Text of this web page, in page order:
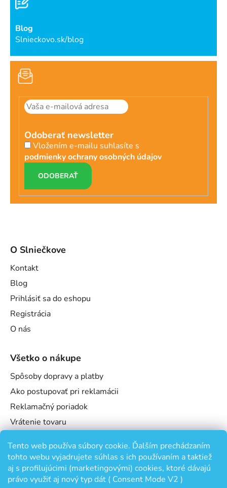
Tento web používa súbory cookie. Ďalším prechádzaním
tohto webu vyjadrujete súhlas s ich používaním a taktiež
aj s profilujúcimi (marketingovými) cookies, ktoré dávajú
právo využiť aj nový typ dát ( Consent Mode V2 )
Blog
Slnieckovo.sk/blog
Odoberať newsletter
Vložením e-mailu suhlasíte s
podmienky ochrany osobných údajov
PRIHLÁSIŤ
SA
O Slniečkove
Kontakt
Blog
Prihlásiť sa do eshopu
Registrácia
O nás
Všetko o nákupe
Spôsoby dopravy a platby
Ako postupovať pri reklamácii
Reklamačný poriadok
Vrátenie tovaru
Podmienky ochrany osobných údajov
Odstúpenie od zmluvy